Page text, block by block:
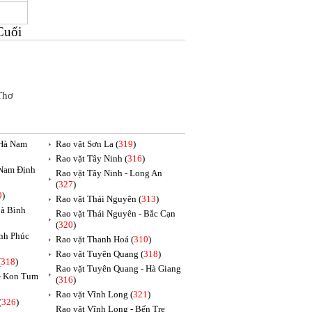
Nam
Định
)
Bình
Phúc
318)
Kon Tum
326)
Rao vặt Sơn La (319)
Rao vặt Tây Ninh (316)
Rao vặt Tây Ninh - Long An
(327)
Rao vặt Thái Nguyên (313)
Rao vặt Thái Nguyên - Bắc Cạn
(320)
Rao vặt Thanh Hoá (310)
Rao vặt Tuyên Quang (318)
Rao vặt Tuyên Quang - Hà Giang
(316)
Rao vặt Vĩnh Long (321)
Rao vặt Vĩnh Long - Bến Tre